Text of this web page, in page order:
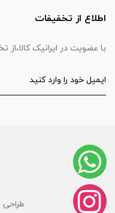
اطلاع از تخفیفات
با عضویت در ایرانیک
طراحی